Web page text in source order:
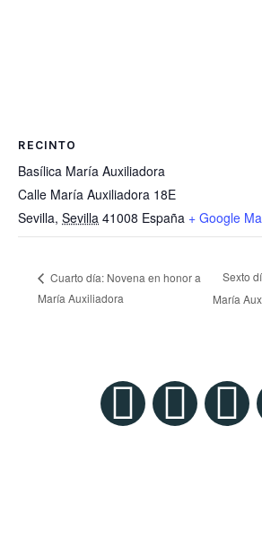
RECINTO
Basílica María Auxiliadora
Calle María Auxiliadora 18E
Sevilla, Sevilla 41008 España + Google
Cuarto día: Novena en honor a
María Auxiliadora
Sexto
María